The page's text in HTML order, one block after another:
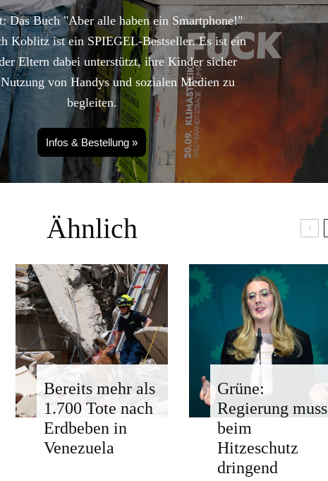
Das Buch "Aber alle haben ein Smartphone!"
Koblitz ist ein SPIEGEL-Bestseller. Es ist ein
Eltern dabei unterstützt, ihre Kinder sicher
von Handys und sozialen Medien zu
begleiten.
Infos & Bestellung »
Ähnlich
Bereits mehr als
1.700 Tote nach
Erdbeben in
Venezuela
Grüne:
Regierung muss
beim
Hitzeschutz
dringend